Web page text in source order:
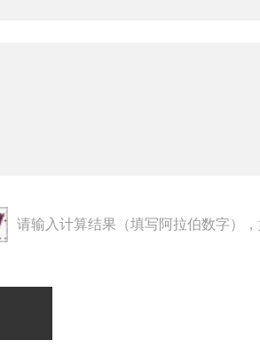
请输入计算结果（填写阿拉伯数字）